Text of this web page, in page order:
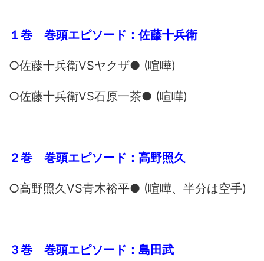
１巻 巻頭エピソード：佐藤十兵衛
○佐藤十兵衛VSヤクザ● (喧嘩)
○佐藤十兵衛VS石原一茶● (喧嘩)
２巻 巻頭エピソード：高野照久
○高野照久VS青木裕平● (喧嘩、半分は空手)
３巻 巻頭エピソード：島田武